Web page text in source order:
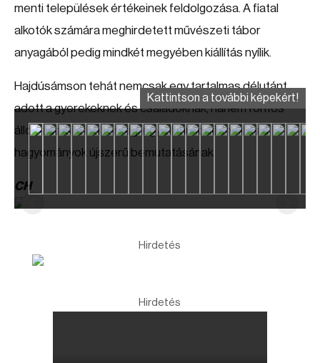
menti települések értékeinek feldolgozása. A fiatal
alkotók számára meghirdetett művészeti tábor
anyagából pedig mindkét megyében kiállítás nyílik.
Hajdúsámson tehát nemcsak egy tartalmas délutánt
adott a gyerekeknek és családoknak, hanem fontos
állomása is lett a térségi együttműködésnek és a
hagyományok újszerű bemutatásának.
CH
Kattintson a további képekért!
Hirdetés
Hirdetés